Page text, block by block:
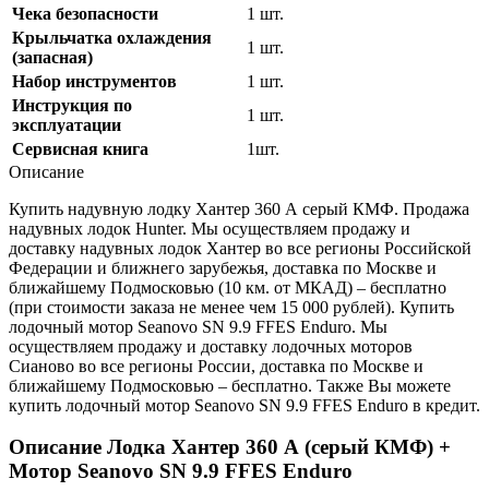
Чека безопасности
1 шт.
Крыльчатка охлаждения
(запасная)
1 шт.
Набор инструментов
1 шт.
Инструкция по
эксплуатации
1 шт.
Сервисная книга
1шт.
Описание
Купить надувную лодку Хантер 360 А серый КМФ. Продажа
надувных лодок Hunter. Мы осуществляем продажу и
доставку надувных лодок Хантер во все регионы Российской
Федерации и ближнего зарубежья, доставка по Москве и
ближайшему Подмосковью (10 км. от МКАД) – бесплатно
(при стоимости заказа не менее чем 15 000 рублей). Купить
лодочный мотор Seanovo SN 9.9 FFES Enduro. Мы
осуществляем продажу и доставку лодочных моторов
Сианово во все регионы России, доставка по Москве и
ближайшему Подмосковью – бесплатно. Также Вы можете
купить лодочный мотор Seanovo SN 9.9 FFES Enduro в кредит.
Описание Лодка Хантер 360 А (серый КМФ) +
Мотор Seanovo SN 9.9 FFES Enduro